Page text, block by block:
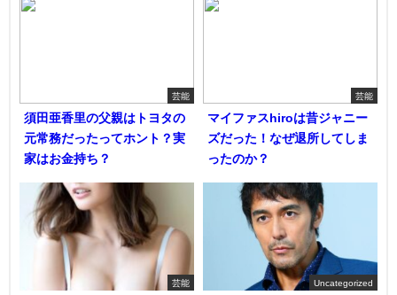
芸能
須田亜香里の父親はトヨタの
元常務だったってホント？実
家はお金持ち？
芸能
マイファスhiroは昔ジャニー
ズだった！なぜ退所してしま
ったのか？
芸能 Uncategorized